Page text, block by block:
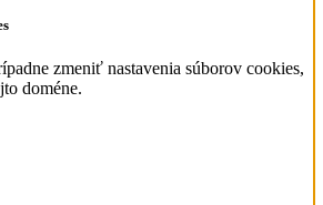
zmeniť nastavenia súborov cookies,
doméne.